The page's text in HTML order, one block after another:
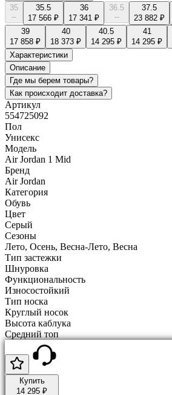
35
--
35.5
17 566 ₽
36
17 341 ₽
36.5
--
37.5
23 882 ₽
39
17 858 ₽
40
18 373 ₽
40.5
14 295 ₽
41
14 295 ₽
Характеристики
Описание
Где мы берем товары?
Как происходит доставка?
Артикул
554725092
Пол
Унисекс
Модель
Air Jordan 1 Mid
Бренд
Air Jordan
Категория
Обувь
Цвет
Серый
Сезоны
Лето, Осень, Весна-Лето, Весна
Тип застежки
Шнуровка
Функциональность
Износостойкий
Тип носка
Круглый носок
Высота каблука
Средний топ
Купить
14 295 ₽